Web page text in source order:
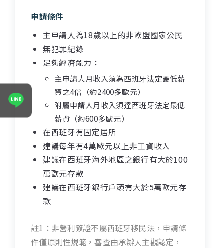
申請條件
主申請人為18歲以上的非歐盟國家公民
無犯罪紀錄
足夠經濟能力：
主申請人月收入須為西班牙法定最低薪
資之4倍（約2400多歐元）
附屬申請人月收入須達西班牙法定最低
薪資（約600多歐元）
在西班牙有固定居所
建議每年有4萬歐元以上非工資收入
建議在西班牙海外地區之銀行有大於100
萬歐元存款
建議在西班牙銀行戶頭有大於5萬歐元存
款
註1：非營利簽證不屬西班牙移民法，申請條
件僅原則性規範，審查由承辦人主觀認定，
表單送出成功！
專員將於1~２個工作天與您聯繫